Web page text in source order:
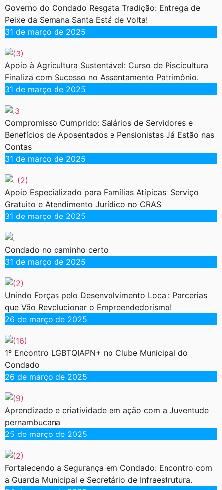
Governo do Condado Resgata Tradição: Entrega de
Peixe da Semana Santa Está de Volta!
31 de março de 2025
Apoio à Agricultura Sustentável: Curso de Piscicultura
Finaliza com Sucesso no Assentamento Patrimônio.
31 de março de 2025
Compromisso Cumprido: Salários de Servidores e
Benefícios de Aposentados e Pensionistas Já Estão nas
Contas
31 de março de 2025
Apoio Especializado para Famílias Atípicas: Serviço
Gratuito e Atendimento Jurídico no CRAS
31 de março de 2025
Condado no caminho certo
31 de março de 2025
Unindo Forças pelo Desenvolvimento Local: Parcerias
que Vão Revolucionar o Empreendedorismo!
26 de março de 2025
1º Encontro LGBTQIAPN+ no Clube Municipal do
Condado
26 de março de 2025
Aprendizado e criatividade em ação com a Juventude
pernambucana
25 de março de 2025
Fortalecendo a Segurança em Condado: Encontro com
a Guarda Municipal e Secretário de Infraestrutura.